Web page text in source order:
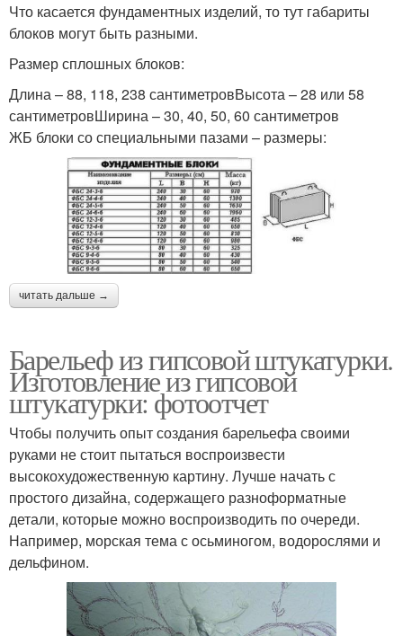
Что касается фундаментных изделий, то тут габариты
блоков могут быть разными.
Размер сплошных блоков:
Длина – 88, 118, 238 сантиметровВысота – 28 или 58
сантиметровШирина – 30, 40, 50, 60 сантиметров
ЖБ блоки со специальными пазами – размеры:
читать дальше →
Барельеф из гипсовой штукатурки.
Изготовление из гипсовой
штукатурки: фотоотчет
Чтобы получить опыт создания барельефа своими
руками не стоит пытаться воспроизвести
высокохудожественную картину. Лучше начать с
простого дизайна, содержащего разноформатные
детали, которые можно воспроизводить по очереди.
Например, морская тема с осьминогом, водорослями и
дельфином.